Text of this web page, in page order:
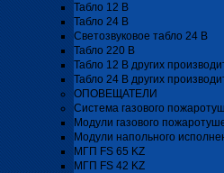
Табло 12 В
Табло 24 В
Светозвуковое табло 24 В
Табло 220 В
Табло 12 В других
Табло 24 В других
ОПОВЕЩАТЕЛИ
Система газового
Модули газового
Модули напольного
МГП FS 65 KZ
МГП FS 42 KZ